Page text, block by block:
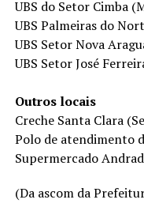
UBS do Setor Cimba
UBS Palmeiras do
UBS Setor Nova
UBS Setor José
Outros locais
Creche Santa Clara
Polo de atendimento
Supermercado
(Da ascom da